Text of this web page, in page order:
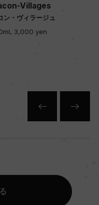
Villages
ン・ヴィラージュ
3,000 yen